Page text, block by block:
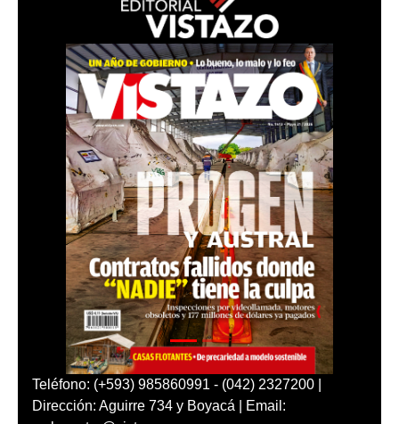
Teléfono: (+593) 985860991 - (042) 2327200 |
Dirección: Aguirre 734 y Boyacá | Email: